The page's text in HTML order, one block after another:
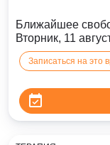
Ближайшее
Вторник, 11
Записаться на это